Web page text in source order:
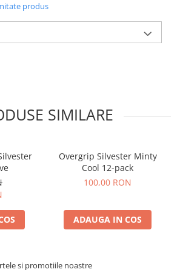
produs
SIMILARE
Overgrip Silvester Minty
Cool 12-pack
100,00 RON
ADAUGA IN COS
si promotiile noastre